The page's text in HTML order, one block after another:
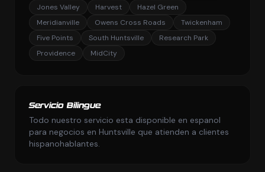
Jones Valley
Harvest
Hazel Green
Meridianville
Owens Cross Roads
Twickenham
Five Points
South Huntsville
Research Park
Providence
MidCity
Servicio Bilingue
Todo nuestro servicio esta disponible en espanol
para negocios en Huntsville que atienden a clientes
hispanohablantes.